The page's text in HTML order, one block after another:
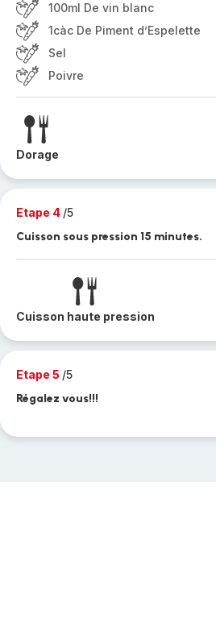
100ml De vin blanc
1càc De Piment d’Espelette
Sel
Poivre
Dorage
Etape 4 /5
Cuisson sous pression 15 minutes.
Cuisson haute pression
Etape 5 /5
Régalez vous!!!